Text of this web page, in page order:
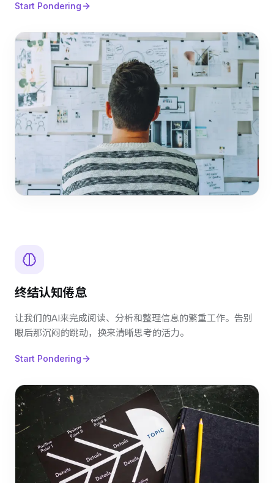
Start Pondering
终结认知倦怠
让我们的AI来完成阅读、分析和整理信息的繁重工作。告别
眼后那沉闷的跳动，换来清晰思考的活力。
Start Pondering